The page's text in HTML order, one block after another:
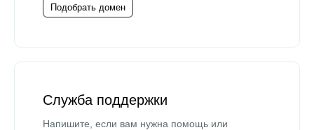
Подобрать домен
Служба поддержки
Напишите, если вам нужна помощь или